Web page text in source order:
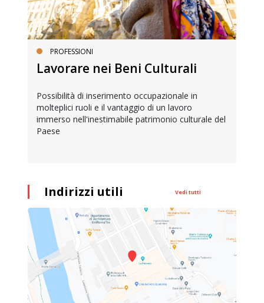
PROFESSIONI
Lavorare nei Beni Culturali
Possibilità di inserimento occupazionale in
molteplici ruoli e il vantaggio di un lavoro
immerso nell'inestimabile patrimonio culturale del
Paese
Indirizzi utili Vedi tutti